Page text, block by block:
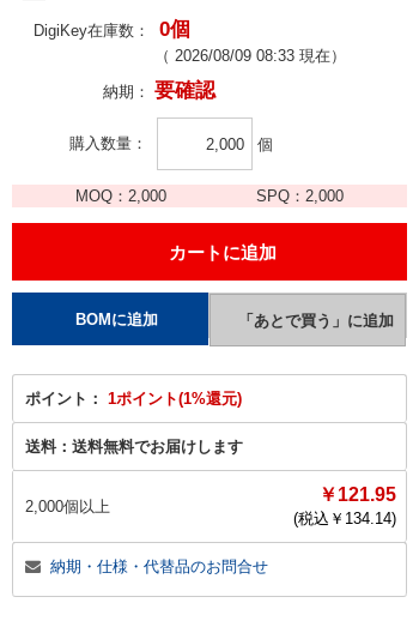
DigiKey在庫数： 0個
（ 2026/08/09 08:33 現在）
納期： 要確認
購入数量 個
MOQ： 2,000 SPQ：2,000
ポイント： 1ポイント(1%還元)
送料： 送料無料でお届けします
2,000個以上
￥121.95
(税込￥ 134.14)
納期・仕様・代替品のお問合せ